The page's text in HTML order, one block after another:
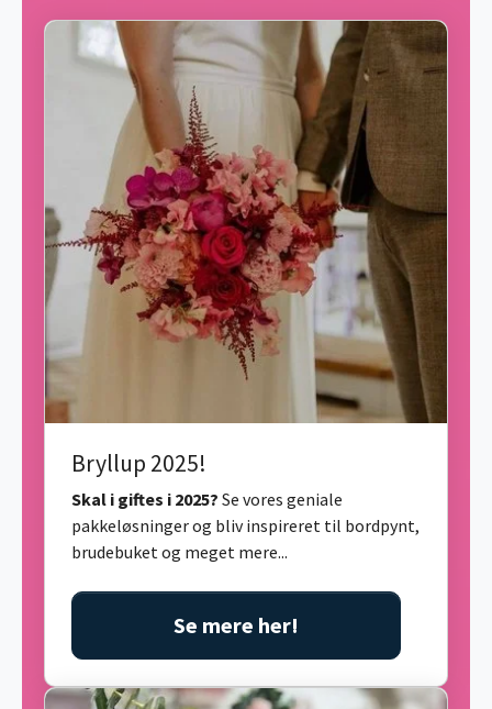
Bryllup 2025!
Skal i giftes i 2025? Se vores geniale
pakkeløsninger og bliv inspireret til bordpynt,
brudebuket og meget mere...
Se mere her!